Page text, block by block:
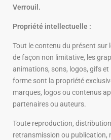
Verrouil.
Propriété intellectuelle :
Tout le contenu du présent sur
de façon non limitative, les
animations, sons, logos, gifs et
forme sont la propriété
marques, logos ou contenus
partenaires ou auteurs.
Toute reproduction,
retransmission ou publication,